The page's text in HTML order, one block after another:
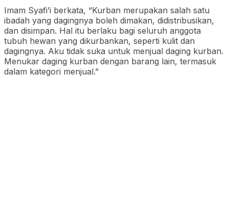
Imam Syafi’i berkata, “Kurban merupakan salah satu
ibadah yang dagingnya boleh dimakan, didistribusikan,
dan disimpan. Hal itu berlaku bagi seluruh anggota
tubuh hewan yang dikurbankan, seperti kulit dan
dagingnya. Aku tidak suka untuk menjual daging kurban.
Menukar daging kurban dengan barang lain, termasuk
dalam kategori menjual.”